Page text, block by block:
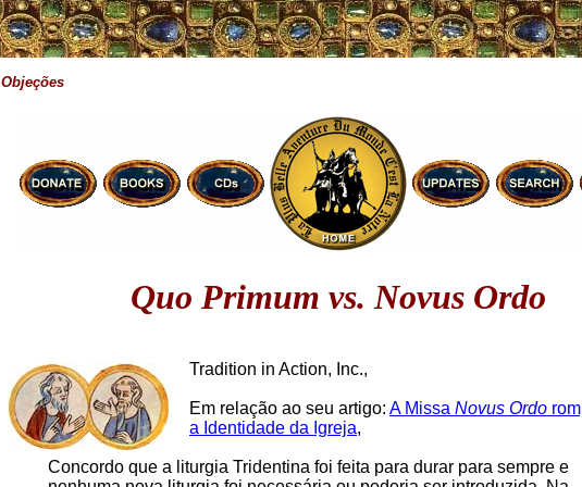
Objeções
Quo Primum vs. Novus Ordo
Tradition in Action, Inc.,
Em relação ao seu artigo: A Missa Novus Ordo
a Identidade da Igreja,
Concordo que a liturgia Tridentina foi feita para durar para sempre e